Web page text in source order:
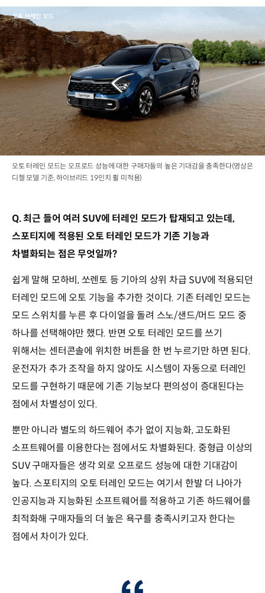
오토 터레인 모드는 오프로드 성능에 대한 구매자들의 높은 기대감을 충족한다(영상은
디젤 모델 기준, 하이브리드 19인치 휠 미적용)
Q. 최근 들어 여러 SUV에 터레인 모드가 탑재되고 있는데,
스포티지에 적용된 오토 터레인 모드가 기존 기능과
차별화되는 점은 무엇일까?
쉽게 말해 모하비, 쏘렌토 등 기아의 상위 차급 SUV에 적용되던
터레인 모드에 오토 기능을 추가한 것이다. 기존 터레인 모드는
모드 스위치를 누른 후 다이얼을 돌려 스노/샌드/머드 모드 중
하나를 선택해야만 했다. 반면 오토 터레인 모드를 쓰기
위해서는 센터콘솔에 위치한 버튼을 한 번 누르기만 하면 된다.
운전자가 추가 조작을 하지 않아도 시스템이 자동으로 터레인
모드를 구현하기 때문에 기존 기능보다 편의성이 증대된다는
점에서 차별성이 있다.
뿐만 아니라 별도의 하드웨어 추가 없이 지능화, 고도화된
소프트웨어를 이용한다는 점에서도 차별화된다. 중형급 이상의
SUV 구매자들은 생각 외로 오프로드 성능에 대한 기대감이
높다. 스포티지의 오토 터레인 모드는 여기서 한발 더 나아가
인공지능과 지능화된 소프트웨어를 적용하고 기존 하드웨어를
최적화해 구매자들의 더 높은 욕구를 충족시키고자 한다는
점에서 차이가 있다.